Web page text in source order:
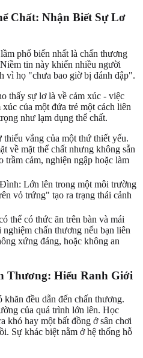
Chất: Nhận Biết Sự Lơ
phổ biến nhất là chấn thương
tin này khiến nhiều người
vì họ "chưa bao giờ bị đánh đập".
thấy sự lơ là về cảm xúc - việc
của một đứa trẻ một cách liên
như lạm dụng thể chất.
vắng của một thứ thiết yếu.
về mặt thể chất nhưng không sẵn
trầm cảm, nghiện ngập hoặc làm
Lớn lên trong một môi trường
vỏ trứng" tạo ra trạng thái cảnh
thể có thức ăn trên bàn và mái
chấn thương nếu bạn liên
xứng đáng, hoặc không an
Thương: Hiểu Ranh Giới
đều dẫn đến chấn thương.
của quá trình lớn lên. Học
khó hay một bất đồng ở sân chơi
Sự khác biệt nằm ở hệ thống hỗ